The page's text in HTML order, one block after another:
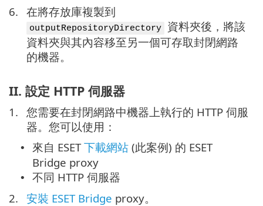
6. 在將存放庫複製到
outputRepositoryDirectory
資料夾後，將該
資料夾與其內容移至另一個可存取封閉網路
的機器。
II. 設定 HTTP 伺服器
1. 您需要在封閉網路中機器上執行的 HTTP 伺服
器。您可以使用：
• 來自 ESET下載網站 (此案例) 的 ESET
Bridge proxy
•
不同 HTTP 伺服器
2. 安裝 ESET Bridge proxy。